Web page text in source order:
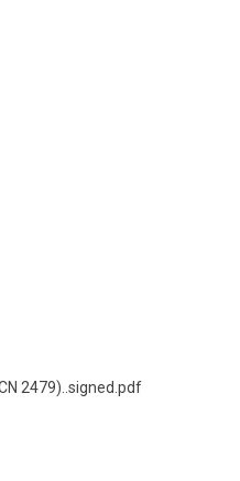
2479)..signed.pdf